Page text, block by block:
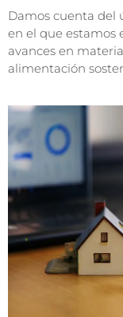
Damos cuenta del
en el que estamos
avances en
alimentación